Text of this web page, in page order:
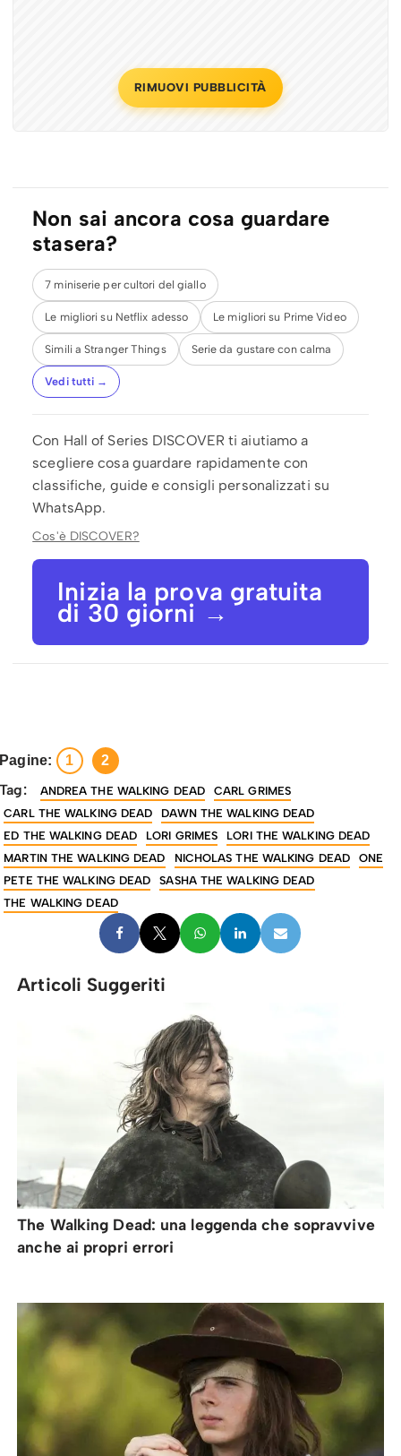
RIMUOVI PUBBLICITÀ
Non sai ancora cosa guardare
stasera?
7 miniserie per cultori del giallo
Le migliori su Netflix adesso Le migliori su Prime Video
Simili a Stranger Things Serie da gustare con calma
Vedi tutti →
Con Hall of Series DISCOVER ti aiutiamo a
scegliere cosa guardare rapidamente con
classifiche, guide e consigli personalizzati su
WhatsApp.
Cos'è DISCOVER?
Inizia la prova gratuita
di 30 giorni →
Pagine: 1 2
Tag: ANDREA THE WALKING DEAD
CARL GRIMES
CARL THE WALKING DEAD
DAWN THE WALKING DEAD
ED THE WALKING DEAD
LORI GRIMES
LORI THE WALKING DEAD
MARTIN THE WALKING DEAD
NICHOLAS THE WALKING DEAD
ONE
PETE THE WALKING DEAD
SASHA THE WALKING DEAD
THE WALKING DEAD
Articoli Suggeriti
The Walking Dead: una leggenda che sopravvive
anche ai propri errori